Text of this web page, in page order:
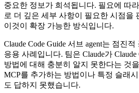
중요한 정보가 희석됩니다. 필요에 따
로 더 깊은 세부 사항이 필요한 시점
이것이 확장 가능한 방식입니다.
Claude Code Guide 서브 agent는 점진
응용 사례입니다. 팀은 Claude가
방법에 대해 충분히 알지 못한다는
MCP를 추가하는 방법이나 특정 슬래
도 답하지 못했습니다.